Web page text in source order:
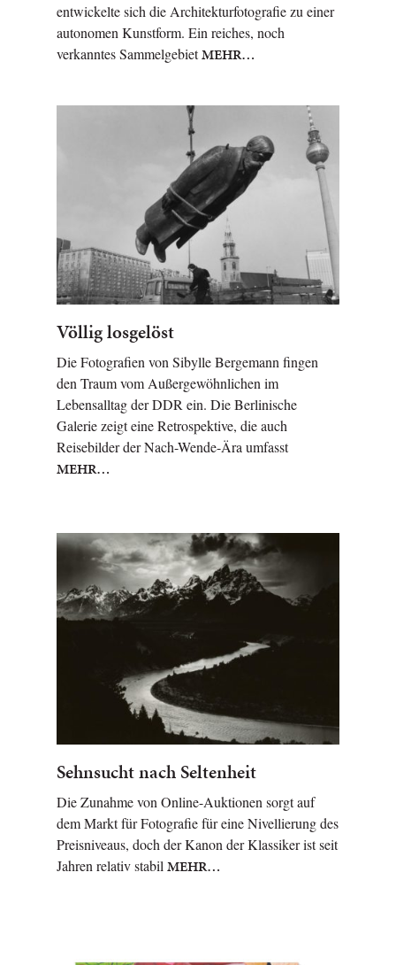
entwickelte sich die Architekturfotografie zu einer
autonomen Kunstform. Ein reiches, noch
verkanntes SammelgebietMEHR…
Völlig losgelöst
Die Fotografien von Sibylle Bergemann fingen
den Traum vom Außergewöhnlichen im
Lebensalltag der DDR ein. Die Berlinische
Galerie zeigt eine Retrospektive, die auch
Reisebilder der Nach-Wende-Ära umfasst
MEHR…
Sehnsucht nach Seltenheit
Die Zunahme von Online-Auktionen sorgt auf
dem Markt für Fotografie für eine Nivellierung des
Preisniveaus, doch der Kanon der Klassiker ist seit
Jahren relativ stabilMEHR…